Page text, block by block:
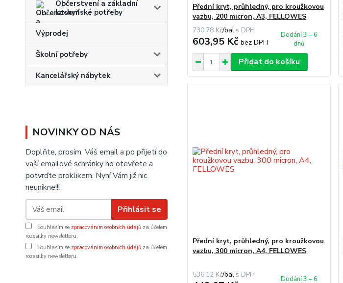
Občerstvení a základní
kuchyňské potřeby
Výprodej
Školní potřeby
Kancelářský nábytek
NOVINKY OD NÁS
Doplňte, prosím, Váš email a po přijetí do
vaší emailové schránky ho otevřete a
potvrďte proklikem. Nyní Vám již nic
neunikne!!!
Přihlásit se
Souhlasím se zpracováním osobních údajů za účelem
rozesílky newsletteru.
Souhlasím se zpracováním osobních údajů za účelem
rozesílky newsletteru.
Přední kryt, průhledný, pro kroužkovou
vazbu, 200 micron, A3, FELLOWES
730,78 Kč/bal.
603,95 Kč bez DPH
Dodání 3 – 6
dnů
Přidat do košíku
Přední kryt, průhledný, pro kroužkovou
vazbu, 300 micron, A4, FELLOWES
536,12 Kč/bal. Dodání 3 – 6